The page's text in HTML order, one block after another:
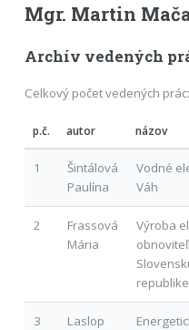
Mgr. Martin
Archív vedených
Celkový počet vedených prác:
p.č. autor názov
1
Šintálová
Paulína
Vodné
Váh
2
Frassová
Mária
Výroba
republike
3
Laslop